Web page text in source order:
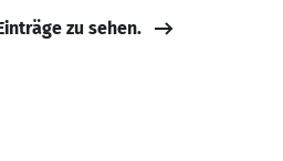
zu sehen.